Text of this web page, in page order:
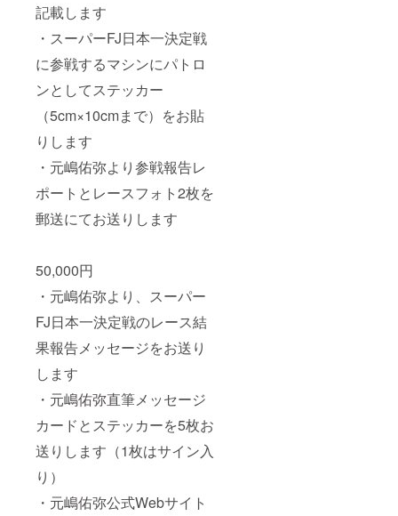
記載します
・スーパーFJ日本一決定戦
に参戦するマシンにパトロ
ンとしてステッカー
（5cm×10cmまで）をお貼
りします
・元嶋佑弥より参戦報告レ
ポートとレースフォト2枚を
郵送にてお送りします
50,000円
・元嶋佑弥より、スーパー
FJ日本一決定戦のレース結
果報告メッセージをお送り
します
・元嶋佑弥直筆メッセージ
カードとステッカーを5枚お
送りします（1枚はサイン入
り）
・元嶋佑弥公式Webサイト